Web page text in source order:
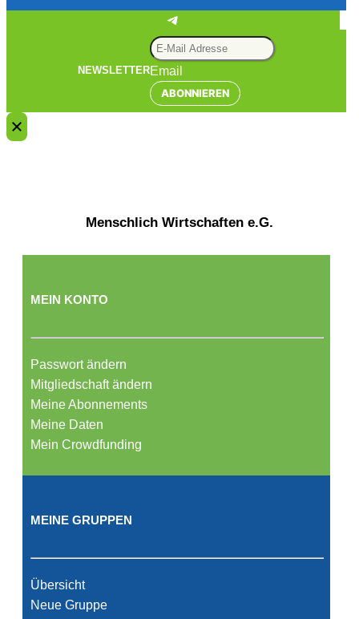
Telegram
NEWSLETTEREmail
ABONNIEREN
Menschlich Wirtschaften e.G.
MEIN KONTO
Passwort ändern
Mitgliedschaft ändern
Meine Abonnements
Meine Daten
Mein Crowdfunding
MEINE GRUPPEN
Übersicht
Neue Gruppe